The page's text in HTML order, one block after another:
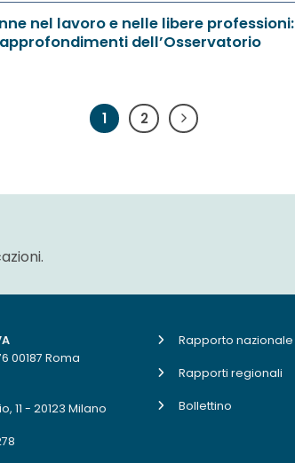
nel lavoro e nelle libere professioni:
dell’Osservatorio
1 2
00187 Roma
11 - 20123 Milano
Rapporto nazionale
Rapporti regionali
Bollettino